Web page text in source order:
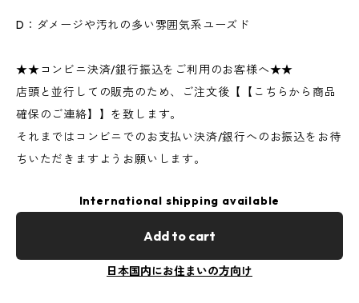
D：ダメージや汚れの多い雰囲気系ユーズド
★★コンビニ決済/銀行振込をご利用のお客様へ★★
店頭と並行しての販売のため、ご注文後【【こちらから商品
確保のご連絡】】を致します。
それまではコンビニでのお支払い決済/銀行へのお振込をお待
ちいただきますようお願いします。
International shipping available
Add to cart
日本国内にお住まいの方向け